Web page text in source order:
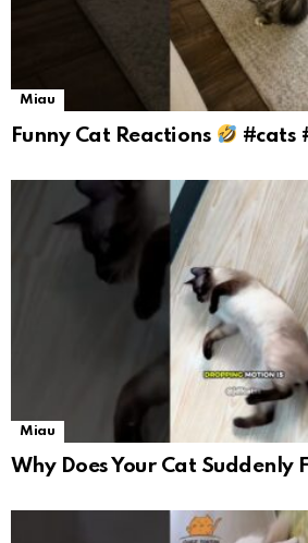
Miau
Funny Cat Reactions #cats
Miau
Why Does Your Cat Suddenly